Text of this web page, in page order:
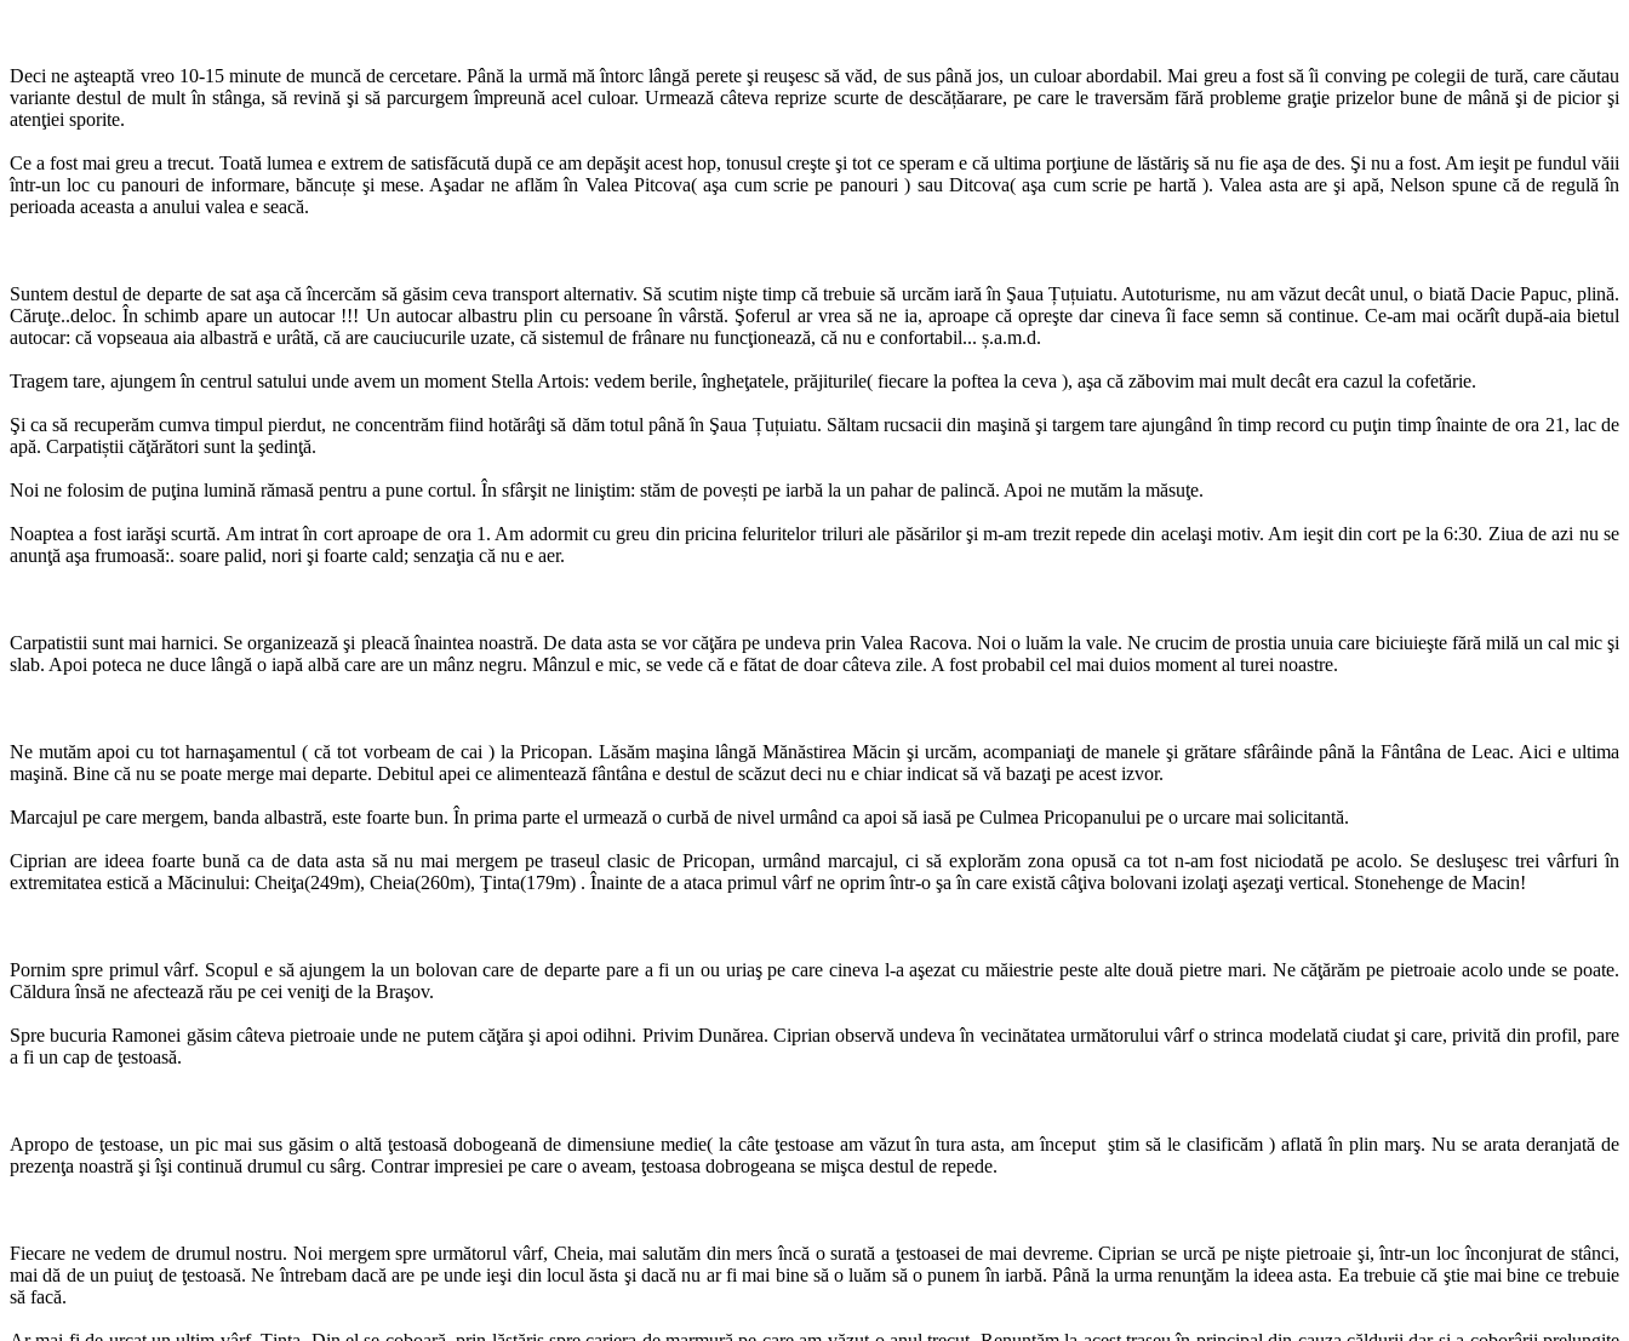
Deci ne aşteaptă vreo 10-15 minute de muncă de cercetare. Până la urmă mă întorc lângă perete şi reuşesc să văd, de sus până jos, un culoar abordabil. Mai greu a fost să îi conving pe colegii de tură, care căutau
variante destul de mult în stânga, să revină şi să parcurgem împreună acel culoar. Urmează câteva reprize scurte de descățăarare, pe care le traversăm fără probleme graţie prizelor bune de mână şi de picior şi
atenţiei sporite.
Ce a fost mai greu a trecut. Toată lumea e extrem de satisfăcută după ce am depăşit acest hop, tonusul creşte şi tot ce speram e că ultima porţiune de lăstăriş să nu fie aşa de des. Şi nu a fost. Am ieşit pe fundul văii
într-un loc cu panouri de informare, băncuțe şi mese. Aşadar ne aflăm în Valea Pitcova( aşa cum scrie pe panouri ) sau Ditcova( aşa cum scrie pe hartă ). Valea asta are şi apă, Nelson spune că de regulă în
perioada aceasta a anului valea e seacă.
Suntem destul de departe de sat aşa că încercăm să găsim ceva transport alternativ. Să scutim nişte timp că trebuie să urcăm iară în Şaua Țuțuiatu. Autoturisme, nu am văzut decât unul, o biată Dacie Papuc, plină.
Căruţe..deloc. În schimb apare un autocar !!! Un autocar albastru plin cu persoane în vârstă. Şoferul ar vrea să ne ia, aproape că opreşte dar cineva îi face semn să continue. Ce-am mai ocărît după-aia bietul
autocar: că vopseaua aia albastră e urâtă, că are cauciucurile uzate, că sistemul de frânare nu funcţionează, că nu e confortabil... ș.a.m.d.
Tragem tare, ajungem în centrul satului unde avem un moment Stella Artois: vedem berile, îngheţatele, prăjiturile( fiecare la poftea la ceva ), aşa că zăbovim mai mult decât era cazul la cofetărie.
Şi ca să recuperăm cumva timpul pierdut, ne concentrăm fiind hotărâţi să dăm totul până în Şaua Țuțuiatu. Săltam rucsacii din maşină şi targem tare ajungând în timp record cu puţin timp înainte de ora 21, lac de
apă. Carpatiștii căţărători sunt la şedinţă.
Noi ne folosim de puţina lumină rămasă pentru a pune cortul. În sfârşit ne liniştim: stăm de povești pe iarbă la un pahar de palincă. Apoi ne mutăm la măsuţe.
Noaptea a fost iarăşi scurtă. Am intrat în cort aproape de ora 1. Am adormit cu greu din pricina feluritelor triluri ale păsărilor şi m-am trezit repede din acelaşi motiv. Am ieşit din cort pe la 6:30. Ziua de azi nu se
anunţă aşa frumoasă:. soare palid, nori şi foarte cald; senzaţia că nu e aer.
Carpatistii sunt mai harnici. Se organizează şi pleacă înaintea noastră. De data asta se vor căţăra pe undeva prin Valea Racova. Noi o luăm la vale. Ne crucim de prostia unuia care biciuieşte fără milă un cal mic şi
slab. Apoi poteca ne duce lângă o iapă albă care are un mânz negru. Mânzul e mic, se vede că e fătat de doar câteva zile. A fost probabil cel mai duios moment al turei noastre.
Ne mutăm apoi cu tot harnaşamentul ( că tot vorbeam de cai ) la Pricopan. Lăsăm maşina lângă Mănăstirea Măcin şi urcăm, acompaniaţi de manele şi grătare sfârâinde până la Fântâna de Leac. Aici e ultima
maşină. Bine că nu se poate merge mai departe. Debitul apei ce alimentează fântâna e destul de scăzut deci nu e chiar indicat să vă bazaţi pe acest izvor.
Marcajul pe care mergem, banda albastră, este foarte bun. În prima parte el urmează o curbă de nivel urmând ca apoi să iasă pe Culmea Pricopanului pe o urcare mai solicitantă.
Ciprian are ideea foarte bună ca de data asta să nu mai mergem pe traseul clasic de Pricopan, urmând marcajul, ci să explorăm zona opusă ca tot n-am fost niciodată pe acolo. Se desluşesc trei vârfuri în
extremitatea estică a Măcinului: Cheiţa(249m), Cheia(260m), Ţinta(179m) . Înainte de a ataca primul vârf ne oprim într-o şa în care există câţiva bolovani izolaţi aşezaţi vertical. Stonehenge de Macin!
Pornim spre primul vârf. Scopul e să ajungem la un bolovan care de departe pare a fi un ou uriaş pe care cineva l-a aşezat cu măiestrie peste alte două pietre mari. Ne căţărăm pe pietroaie acolo unde se poate.
Căldura însă ne afectează rău pe cei veniţi de la Braşov.
Spre bucuria Ramonei găsim câteva pietroaie unde ne putem căţăra şi apoi odihni. Privim Dunărea. Ciprian observă undeva în vecinătatea următorului vârf o strinca modelată ciudat şi care, privită din profil, pare
a fi un cap de ţestoasă.
Apropo de ţestoase, un pic mai sus găsim o altă ţestoasă dobogeană de dimensiune medie( la câte ţestoase am văzut în tura asta, am început ştim să le clasificăm ) aflată în plin marş. Nu se arata deranjată de
prezenţa noastră şi îşi continuă drumul cu sârg. Contrar impresiei pe care o aveam, ţestoasa dobrogeana se mişca destul de repede.
Fiecare ne vedem de drumul nostru. Noi mergem spre următorul vârf, Cheia, mai salutăm din mers încă o surată a ţestoasei de mai devreme. Ciprian se urcă pe nişte pietroaie şi, într-un loc înconjurat de stânci,
mai dă de un puiuţ de ţestoasă. Ne întrebam dacă are pe unde ieşi din locul ăsta şi dacă nu ar fi mai bine să o luăm să o punem în iarbă. Până la urma renunţăm la ideea asta. Ea trebuie că ştie mai bine ce trebuie
să facă.